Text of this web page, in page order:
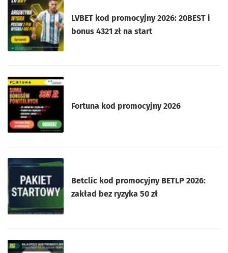
LVBET kod promocyjny 2026: 20BEST i
bonus 4321 zł na start
Fortuna kod promocyjny 2026
Betclic kod promocyjny BETLP 2026:
zakład bez ryzyka 50 zł